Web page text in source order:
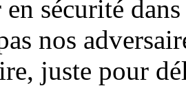
sécurité
nos
juste pour